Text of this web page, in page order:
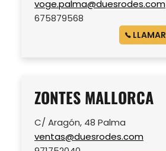
voge.palma@duesrodes.com
675879568
LLAMAR
ZONTES MALLORCA
C/ Aragón, 48 Palma
ventas@duesrodes.com